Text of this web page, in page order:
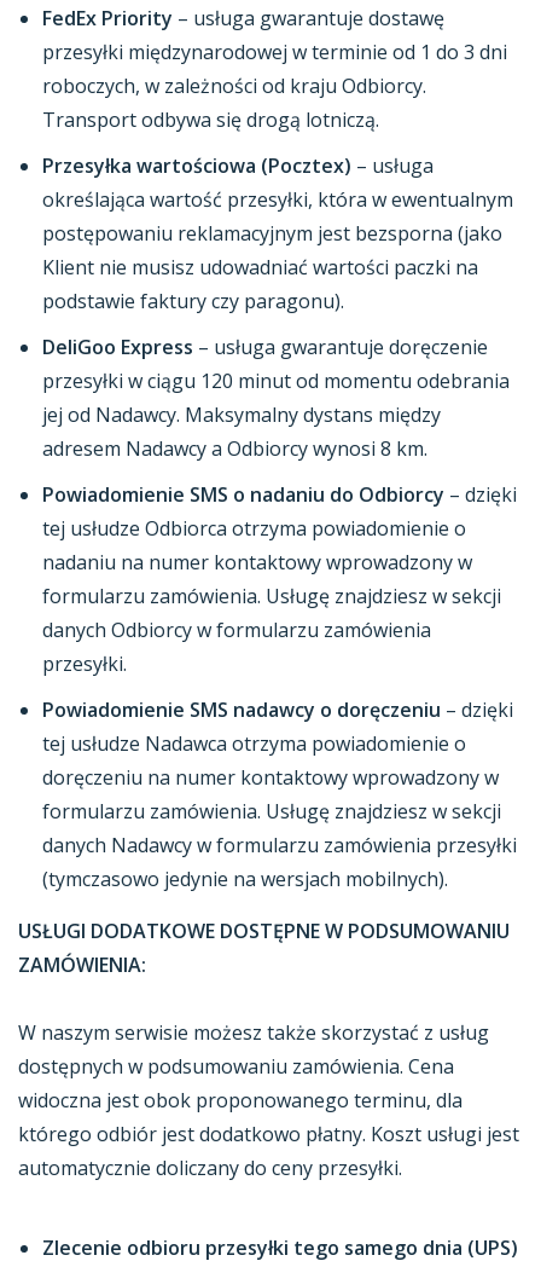
FedEx Priority – usługa gwarantuje dostawę
przesyłki międzynarodowej w terminie od 1 do 3 dni
roboczych, w zależności od kraju Odbiorcy.
Transport odbywa się drogą lotniczą.
Przesyłka wartościowa (Pocztex) – usługa
określająca wartość przesyłki, która w ewentualnym
postępowaniu reklamacyjnym jest bezsporna (jako
Klient nie musisz udowadniać wartości paczki na
podstawie faktury czy paragonu).
DeliGoo Express – usługa gwarantuje doręczenie
przesyłki w ciągu 120 minut od momentu odebrania
jej od Nadawcy. Maksymalny dystans między
adresem Nadawcy a Odbiorcy wynosi 8 km.
Powiadomienie SMS o nadaniu do Odbiorcy – dzięki
tej usłudze Odbiorca otrzyma powiadomienie o
nadaniu na numer kontaktowy wprowadzony w
formularzu zamówienia. Usługę znajdziesz w sekcji
danych Odbiorcy w formularzu zamówienia
przesyłki.
Powiadomienie SMS nadawcy o doręczeniu – dzięki
tej usłudze Nadawca otrzyma powiadomienie o
doręczeniu na numer kontaktowy wprowadzony w
formularzu zamówienia. Usługę znajdziesz w sekcji
danych Nadawcy w formularzu zamówienia przesyłki
(tymczasowo jedynie na wersjach mobilnych).
USŁUGI DODATKOWE DOSTĘPNE W PODSUMOWANIU
ZAMÓWIENIA:
W naszym serwisie możesz także skorzystać z usług
dostępnych w podsumowaniu zamówienia. Cena
widoczna jest obok proponowanego terminu, dla
którego odbiór jest dodatkowo płatny. Koszt usługi jest
automatycznie doliczany do ceny przesyłki.
Zlecenie odbioru przesyłki tego samego dnia (UPS)